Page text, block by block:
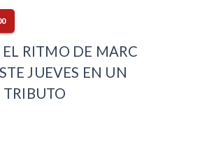
EL RITMO DE MARC
JUEVES EN UN